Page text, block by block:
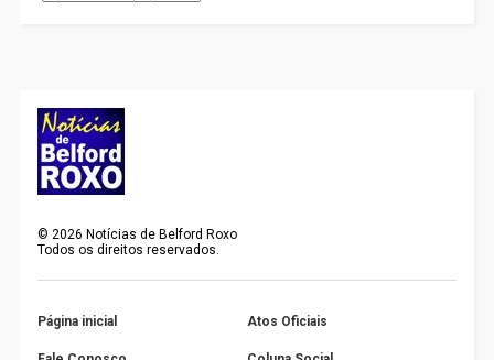
©2026 Notícias de Belford Roxo
Todos os direitos reservados.
Página inicial Atos Oficiais